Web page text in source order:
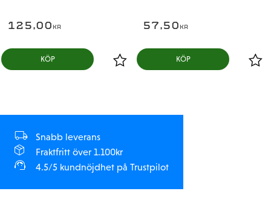
125,00 KR
KÖP
57,50 KR
KÖP
Snabb leverans
Fraktfritt över 1.100kr
4.5/5 kundnöjdhet på Trustpilot